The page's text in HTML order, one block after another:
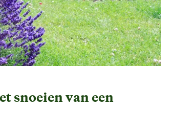
snoeien van een